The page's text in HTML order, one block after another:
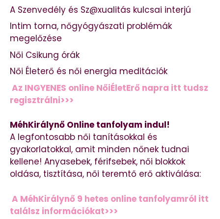
A Szenvedély és Sz@xualitás kulcsai interjú
Intim torna, nőgyógyászati problémák
megelőzése
Női Csikung órák
Női Életerő és női energia meditációk
Az INGYENES online NőiÉletErő napra itt tudsz
regisztrálni>>>
MéhKirálynő Online tanfolyam indul!
A legfontosabb női tanításokkal és
gyakorlatokkal, amit minden nőnek tudnai
kellene! Anyasebek, férifsebek, női blokkok
oldása, tisztítása, női teremtő erő aktiválása:
A MéhKirálynő 9 hetes online tanfolyamról itt
találsz információkat>>>